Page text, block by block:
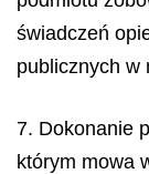
świadczeń
publicznych w
7. Dokonanie
którym mowa